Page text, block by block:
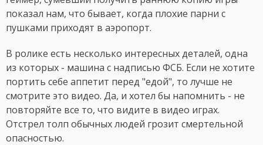
показал нам, что бывает, когда плохие парни с
пушками приходят в аэропорт.
В ролике есть несколько интересных деталей, одна
из которых - машина с надписью ФСБ. Если не хотите
портить себе аппетит перед "едой", то лучше не
смотрите это видео. Да, и хотел бы напомнить - не
повторяйте все то, что видите в видео играх.
Отстрел толп обычных людей грозит смертельной
опасностью.